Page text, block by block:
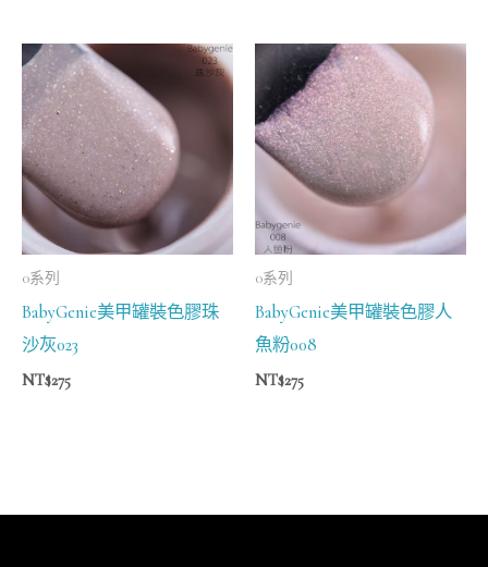
0系列
BabyGenie美甲罐裝色膠珠
沙灰023
NT$275
0系列
BabyGenie美甲罐裝色膠人
魚粉008
NT$275